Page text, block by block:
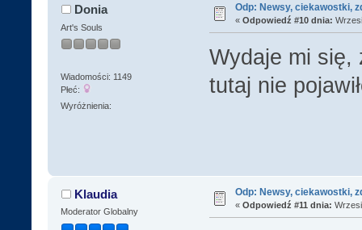
Donia
Art's Souls
Wiadomości: 1149
Płeć:
Wyróżnienia:
Odp: Newsy, ciekawostki,
«Odpowiedź #10 dnia:
Wydaje mi się,
tutaj nie
Klaudia
Moderator Globalny
Odp: Newsy, ciekawostki,
«Odpowiedź #11 dnia: